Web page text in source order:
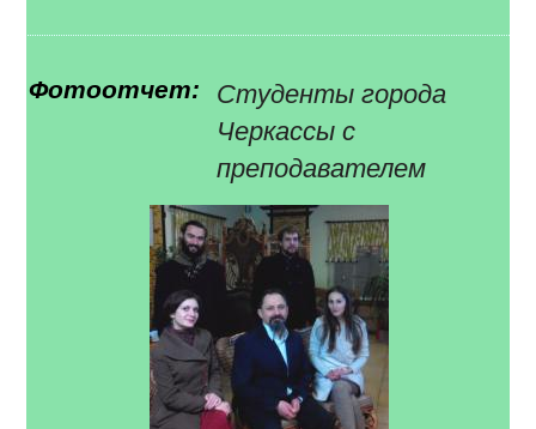
Фотоотчет:
Студенты города
Черкассы с
преподавателем